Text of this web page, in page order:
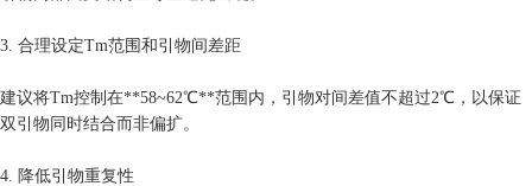
3. 合理设定Tm范围和引物间差距
建议将Tm控制在**58~62℃**范围内，引物对间差值不超过2℃，以保证
双引物同时结合而非偏扩。
4. 降低引物重复性